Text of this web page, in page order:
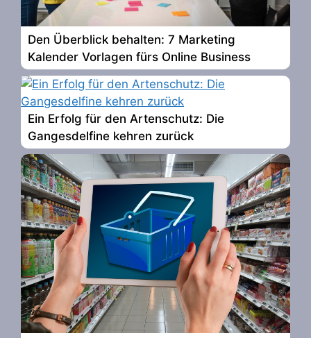
Den Überblick behalten: 7 Marketing
Kalender Vorlagen fürs Online Business
Ein Erfolg für den Artenschutz: Die
Gangesdelfine kehren zurück